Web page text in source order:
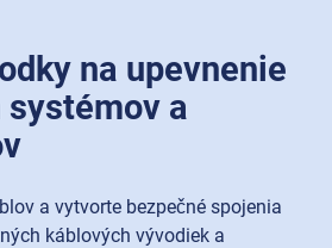
na upevnenie
a
a vytvorte bezpečné spojenia
káblových vývodiek a